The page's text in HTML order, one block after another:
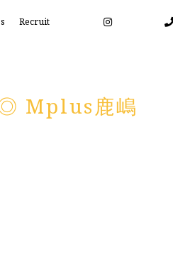
Recruit
Mplus鹿嶋